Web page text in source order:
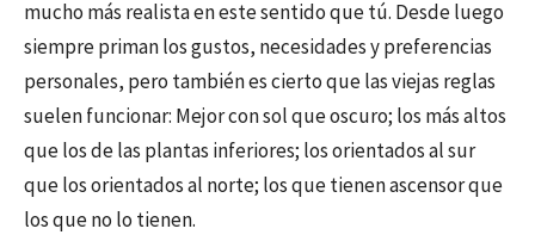
mucho más realista en este sentido que tú. Desde luego
siempre priman los gustos, necesidades y preferencias
personales, pero también es cierto que las viejas reglas
suelen funcionar: Mejor con sol que oscuro; los más altos
que los de las plantas inferiores; los orientados al sur
que los orientados al norte; los que tienen ascensor que
los que no lo tienen.